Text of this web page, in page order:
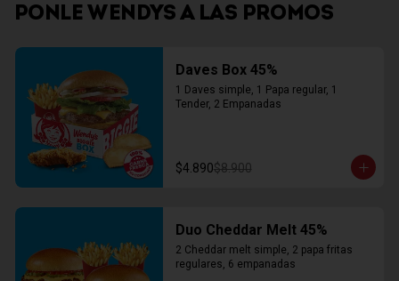
PONLE WENDYS A LAS PROMOS
Daves Box 45%
1 Daves simple, 1 Papa regular, 1
Tender, 2 Empanadas
$4.890$8.900
Duo Cheddar Melt 45%
2 Cheddar melt simple, 2 papa fritas
regulares, 6 empanadas